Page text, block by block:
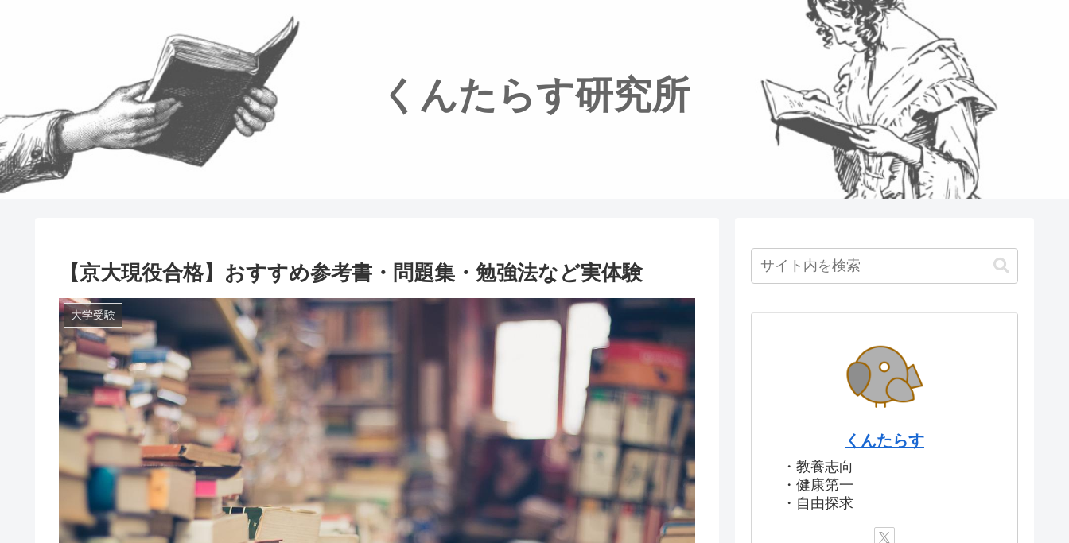
くんたらす研究所
【京大現役合格】おすすめ参考書・問題集・勉強法など実体験
大学受験
くんたらす
・教養志向
・健康第一
・自由探求